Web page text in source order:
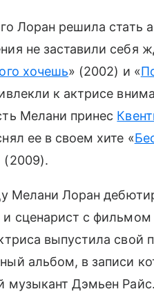
Лоран решила стать
не заставили себя
хочешь» (2002) и «
к актрисе
Мелани принес
ее в своем хите «
(2009).
Мелани Лоран
сценарист с фильмом
выпустила свой
альбом, в записи
музыкант Дэмьен Райс.